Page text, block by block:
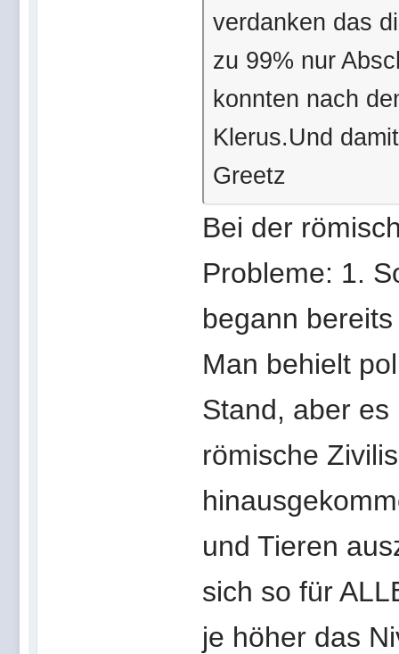
verdanken das
zu 99% nur
konnten nach
Klerus.Und
Greetz
Bei der
Probleme: 1.
begann
Man behielt
Stand, aber
römische
und Tieren
sich so für
je höher das